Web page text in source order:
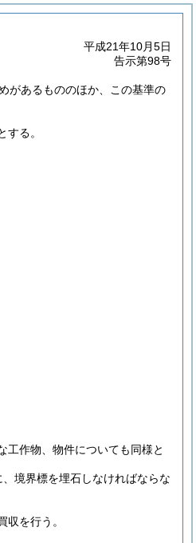
平成21年10月5日
告示第98号
があるもののほか、この基準の
る。
工作物、物件についても同様と
境界標を埋石しなければならな
を行う。